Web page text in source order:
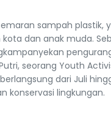
sampah plastik,
dan anak muda.
seorang Youth
dari Juli
konservasi lingkungan.